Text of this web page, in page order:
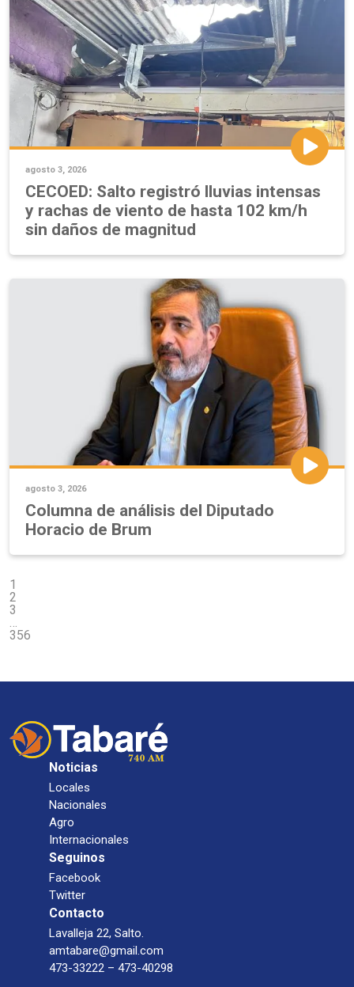
agosto 3, 2026
CECOED: Salto registró lluvias intensas
y rachas de viento de hasta 102 km/h
sin daños de magnitud
agosto 3, 2026
Columna de análisis del Diputado
Horacio de Brum
1
2
3
356
Noticias
Locales
Nacionales
Agro
Internacionales
Seguinos
Facebook
Twitter
Contacto
Lavalleja 22, Salto.
amtabare@gmail.com
473-33222 – 473-40298